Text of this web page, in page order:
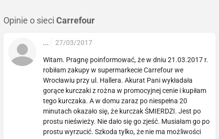
Opinie o sieci Carrefour
... 27/03/2017
Witam. Pragnę poinformować, że w dniu 21.03.2017 r.
robiłam zakupy w supermarkecie Carrefour we
Wrocławiu przy ul. Hallera. Akurat Pani wykładała
gorące kurczaki z rożna w promocyjnej cenie i kupiłam
tego kurczaka. A w domu zaraz po niespełna 20
minutach okazało się, że kurczak ŚMIERDZI. Jest po
prostu nieświeży. Nie dało się go zjeść. Musiałam go po
prostu wyrzucić. Szkoda tylko, że nie ma możliwości